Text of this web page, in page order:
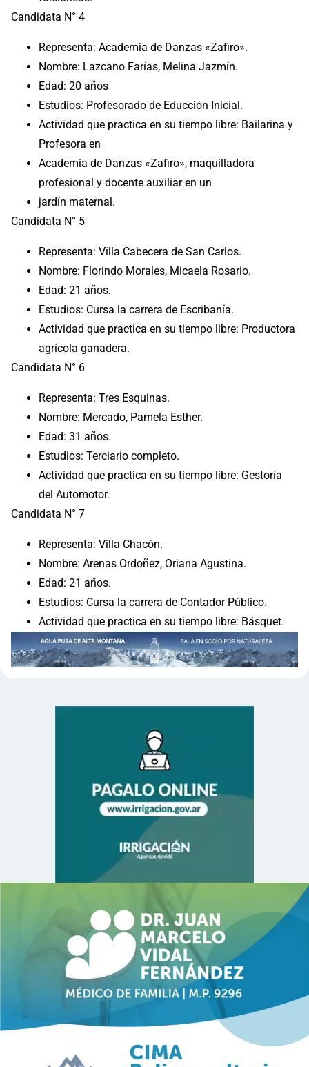
Candidata N° 4
Representa: Academia de Danzas «Zafiro».
Nombre: Lazcano Farías, Melina Jazmín.
Edad: 20 años
Estudios: Profesorado de Educción Inicial.
Actividad que practica en su tiempo libre: Bailarina y
Profesora en
Academia de Danzas «Zafiro», maquilladora
profesional y docente auxiliar en un
jardín maternal.
Candidata N° 5
Representa: Villa Cabecera de San Carlos.
Nombre: Florindo Morales, Micaela Rosario.
Edad: 21 años.
Estudios: Cursa la carrera de Escribanía.
Actividad que practica en su tiempo libre: Productora
agrícola ganadera.
Candidata N° 6
Representa: Tres Esquinas.
Nombre: Mercado, Pamela Esther.
Edad: 31 años.
Estudios: Terciario completo.
Actividad que practica en su tiempo libre: Gestoría
del Automotor.
Candidata N° 7
Representa: Villa Chacón.
Nombre: Arenas Ordoñez, Oriana Agustina.
Edad: 21 años.
Estudios: Cursa la carrera de Contador Público.
Actividad que practica en su tiempo libre: Básquet.